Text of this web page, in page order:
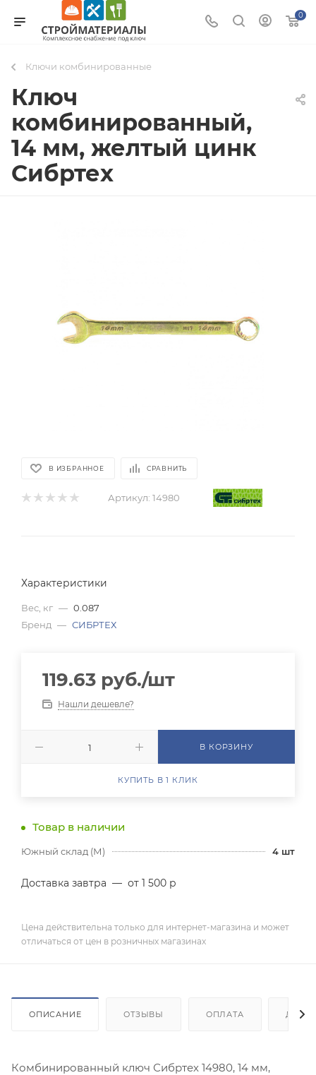
0
Ключи комбинированные
Ключ
комбинированный,
14 мм, желтый цинк
Сибртех
В ИЗБРАННОЕ СРАВНИТЬ
Артикул: 14980
Характеристики
Вес, кг — 0.087
Бренд — СИБРТЕХ
119.63 руб./шт
Нашли дешевле?
В КОРЗИНУ
КУПИТЬ В 1 КЛИК
Товар в наличии
Южный склад (М) 4 шт
Доставка завтра — от 1 500 р
Цена действительна только для интернет-магазина и может
отличаться от цен в розничных магазинах
ОПИСАНИЕ ОТЗЫВЫ ОПЛАТА
Комбинированный ключ Сибртех 14980, 14 мм,